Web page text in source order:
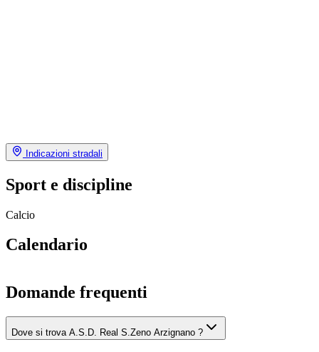
Indicazioni stradali
Sport e discipline
Calcio
Calendario
Domande frequenti
Dove si trova A.S.D. Real S.Zeno Arzignano ?